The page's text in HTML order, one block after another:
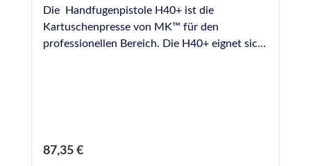
Die Handfugenpistole H40+ ist die
Kartuschenpresse von MK™ für den
professionellen Bereich. Die H40+ eignet sich
Materialfluss, die AntiDrip-Technologie
verhindert das Nachfliessen von Material. Die
Regulärer Preis:
87,35 €